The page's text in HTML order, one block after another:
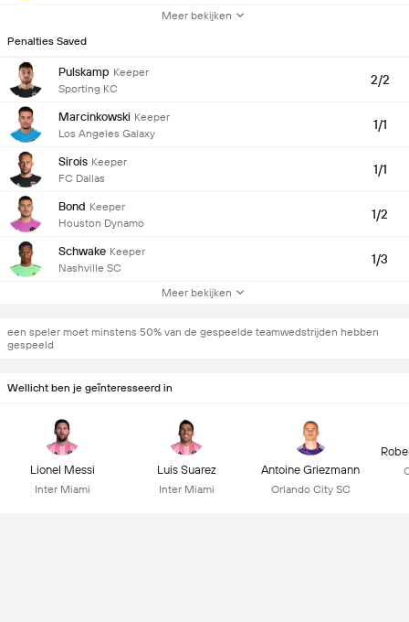
Meer bekijken
Penalties Saved
Pulskamp Keeper
Sporting KC
2/2
Marcinkowski Keeper
Los Angeles Galaxy
1/1
Sirois Keeper
FC Dallas
1/1
Bond Keeper
Houston Dynamo
1/2
Schwake Keeper
Nashville SC
1/3
Meer bekijken
een speler moet minstens 50% van de gespeelde teamwedstrijden hebben
gespeeld
Wellicht ben je geïnteresseerd in
Lionel Messi
Inter Miami
Luis Suarez
Inter Miami
Antoine Griezmann
Orlando City SC